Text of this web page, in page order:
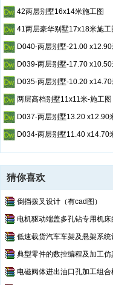
42两层别墅16x14米施工图
41两层豪华别墅17x18米施工
D040-两层别墅-21.00 x12.90
D039-两层别墅-17.70 x10.50
D035-两层别墅-10.20 x14.70
两层高档别墅11x11米-施工图
D037-两层别墅13.20 x12.90
D034-两层别墅11.40 x14.70
猜你喜欢
倒挡拨叉设计（有cad图）
电机驱动端盖多孔钻专用机床
低速载货汽车车架及悬架系
典型零件的数控编程及加工仿
电磁阀体进出油口孔加工组